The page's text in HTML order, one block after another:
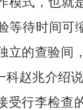
等待时间可
立的查验间
科赵兆介绍
受行李检查